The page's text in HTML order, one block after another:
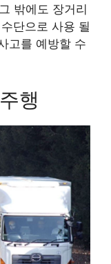
밖에도 장거리
단으로 사용 될
고를 예방할 수
행